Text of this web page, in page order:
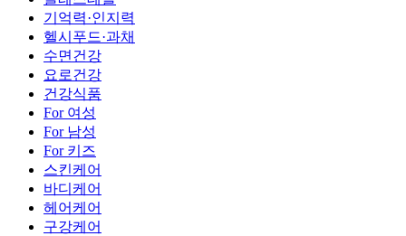
기억력·인지력
헬시푸드·과채
수면건강
요로건강
건강식품
For 여성
For 남성
For 키즈
스킨케어
바디케어
헤어케어
구강케어